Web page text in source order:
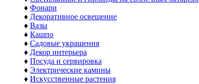
♦ Фонари
♦ Декоративное освещение
♦ Вазы
♦ Кашпо
♦ Садовые украшения
♦ Декор интерьера
♦ Посуда и сервировка
♦ Электрические камины
♦ Искусственные растения